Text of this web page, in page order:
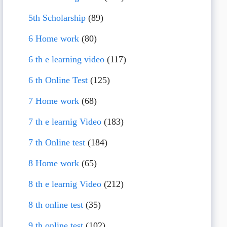
5th Scholarship(89)
6 Home work(80)
6 th e learning video(117)
6 th Online Test(125)
7 Home work(68)
7 th e learnig Video(183)
7 th Online test(184)
8 Home work(65)
8 th e learnig Video(212)
8 th online test(35)